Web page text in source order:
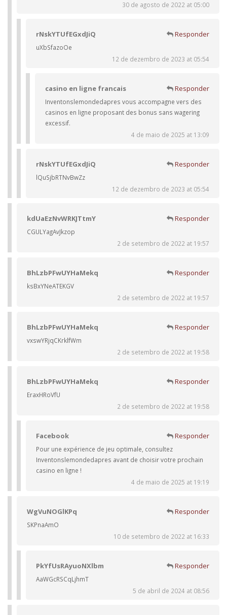
30 de agosto de 2022 at 05:00
rNskYTUfEGxdJiQ Responder
uXbSfazoOe
12 de dezembro de 2023 at 05:54
casino en ligne francais Responder
Inventonslemondedapres vous accompagne vers des
casinos en ligne proposant des bonus sans wagering
excessif.
4 de maio de 2025 at 13:09
rNskYTUfEGxdJiQ Responder
lQuSjbRTNvBwZz
12 de dezembro de 2023 at 05:54
kdUaEzNvWRKJTtmY Responder
CGULYagAvJkzop
2 de setembro de 2022 at 19:57
BhLzbPFwUYHaMekq Responder
ksBxYNeATEKGV
2 de setembro de 2022 at 19:57
BhLzbPFwUYHaMekq Responder
vxswYRjqCKrklfWm
2 de setembro de 2022 at 19:58
BhLzbPFwUYHaMekq Responder
EraxHRoVfU
2 de setembro de 2022 at 19:58
Facebook Responder
Pour une expérience de jeu optimale, consultez
Inventonslemondedapres avant de choisir votre prochain
casino en ligne !
4 de maio de 2025 at 19:19
WgVuNOGlKPq Responder
SKPnaAmO
10 de setembro de 2022 at 16:33
PkYfUsRAyuoNXlbm Responder
AaWGcRSCqLjhmT
5 de abril de 2024 at 08:56